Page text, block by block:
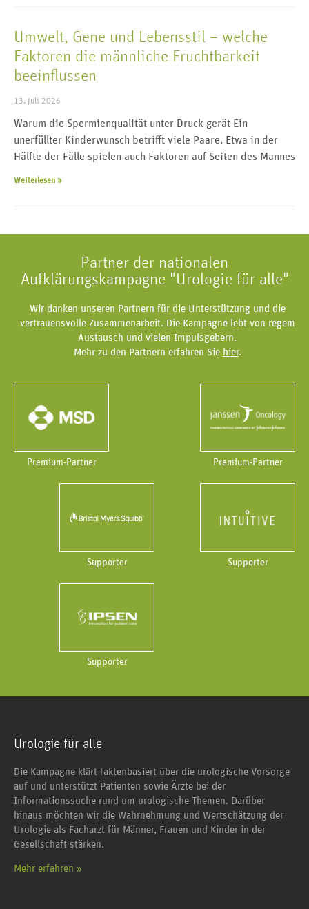
Umwelt, Gene und Lebensstil – welche
Faktoren die männliche Fruchtbarkeit
beeinflussen
13. Juli 2026
Warum die Spermienqualität unter Druck gerät Ein
unerfüllter Kinderwunsch betrifft viele Paare. Etwa in der
Hälfte der Fälle spielen auch Faktoren auf Seiten des Mannes
Weiterlesen »
Partner der nationalen
Aufklärungskampagne "Urologie für alle"
Wir danken unseren Partnern für die Unterstützung und die
vertrauensvolle Zusammenarbeit. Die Kampagne lebt von regem
Austausch und vielen Impulsgebern.
Mehr zu den Partnern erfahren Sie hier.
Premium-Partner Premium-Partner
Supporter Supporter
Supporter
Urologie für alle
Die Kampagne klärt faktenbasiert über die urologische Vorsorge
auf und unterstützt Patienten sowie Ärzte bei der
Informationssuche rund um urologische Themen. Darüber
hinaus möchten wir die Wahrnehmung und Wertschätzung der
Urologie als Facharzt für Männer, Frauen und Kinder in der
Gesellschaft stärken.
Mehr erfahren »